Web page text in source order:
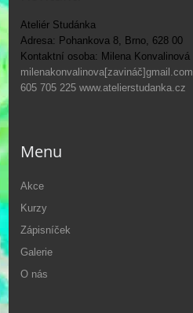
Ateliér Studánka
Adresa: Pohankova 8, Brno, 628 00
Kontaktní osoba: Milena Konvalinová
milenakonvalinova[zavináč]gmail.com
605 705 225 www.atelierstudanka.cz
Menu
Akce
Kurzy
Zápisníček
Galerie
O nás